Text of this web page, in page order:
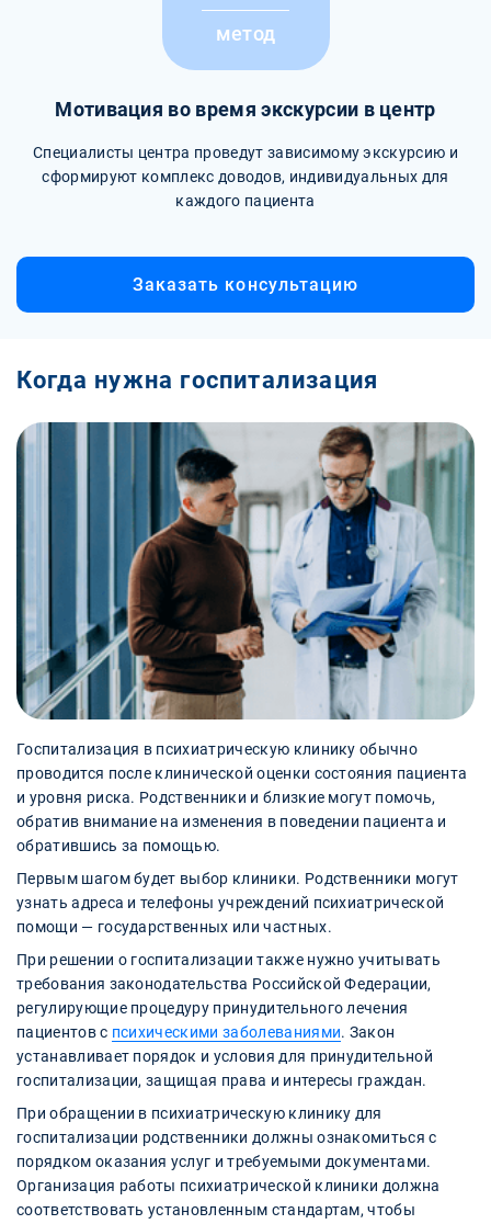
метод
Мотивация во время экскурсии в центр
Специалисты центра проведут зависимому экскурсию и
сформируют комплекс доводов, индивидуальных для
каждого пациента
Заказать консультацию
Когда нужна госпитализация
Госпитализация в психиатрическую клинику обычно
проводится после клинической оценки состояния пациента
и уровня риска. Родственники и близкие могут помочь,
обратив внимание на изменения в поведении пациента и
обратившись за помощью.
Первым шагом будет выбор клиники. Родственники могут
узнать адреса и телефоны учреждений психиатрической
помощи — государственных или частных.
При решении о госпитализации также нужно учитывать
требования законодательства Российской Федерации,
регулирующие процедуру принудительного лечения
пациентов с психическими заболеваниями. Закон
устанавливает порядок и условия для принудительной
госпитализации, защищая права и интересы граждан.
При обращении в психиатрическую клинику для
госпитализации родственники должны ознакомиться с
порядком оказания услуг и требуемыми документами.
Организация работы психиатрической клиники должна
соответствовать установленным стандартам, чтобы